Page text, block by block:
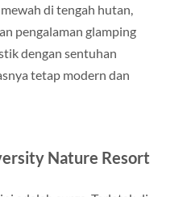
di tengah hutan,
pengalaman glamping
dengan sentuhan
tetap modern dan
Nature Resort